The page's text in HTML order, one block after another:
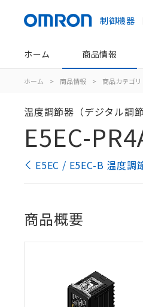
制御機器
ホーム 商品情報
ホーム > 商品情報 > 商品カテゴリ
温度調節器（デジタル調節
E5EC-
E5EC / E5EC-B 温度調
商品概要